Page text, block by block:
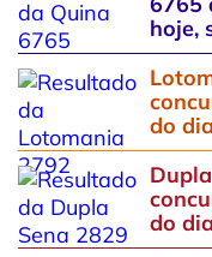
hoje,
do
do